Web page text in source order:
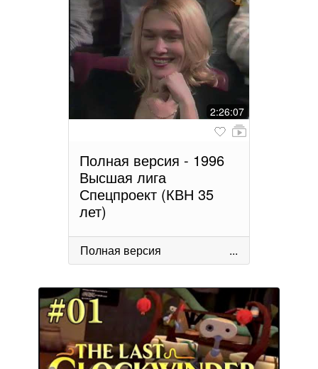
2:26:07
Полная версия - 1996
Высшая лига
Спецпроект (КВН 35
лет)
Полная версия ...